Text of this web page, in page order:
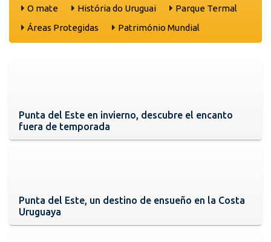
O mate
História do Uruguai
Parque Termal
Áreas Protegidas
Património Mundial
Punta del Este en invierno, descubre el encanto
fuera de temporada
Punta del Este, un destino de ensueño en la Costa
Uruguaya